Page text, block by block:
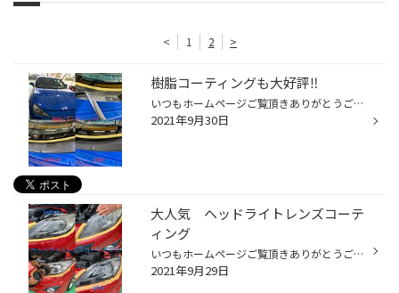
< 1 2 >
樹脂コーティングも大好評‼️
いつもホームページご覧頂きありがとうございます。 当店は堺市西区、13号線沿いにあるタイヤ館堺店です。 当店の大人気サービスメニュー 樹脂コーティングのご案内です❗️ BRZのワイパーカウルの施工例です。 白ボケしてたワイパーカウルが樹脂コーティング をすると黒艶が復活しました❗️ 当店で...
2021年9月30日
大人気 ヘッドライトレンズコーテ
ィング
いつもホームページご覧頂きありがとうございます。 当店は堺市西区、13号線沿いにあるタイヤ館堺店です。 当店で大人気サービスメニューにご案内です。 ヘッドライトレンズコーティング ↑ 車種はアテンザ ↑ 車種はプリウスα ヘッドライトはお車の顔です❗️ レンズの汚れクスミを取りクリアで綺...
2021年9月29日